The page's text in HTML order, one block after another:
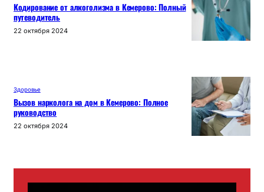
Кодирование от алкоголизма в Кемерово: Полный
путеводитель
22 октября 2024
Здоровье
Вызов нарколога на дом в Кемерово: Полное
руководство
22 октября 2024